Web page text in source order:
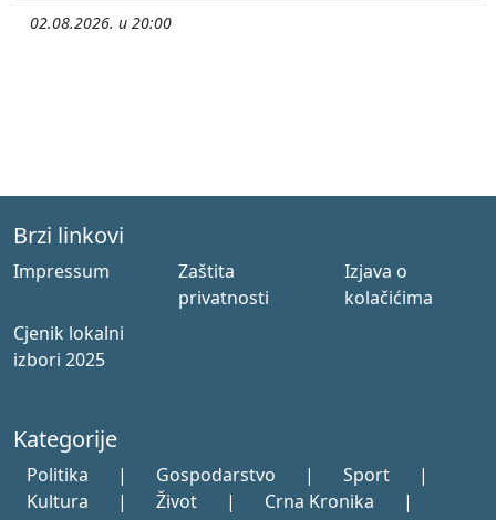
02.08.2026. u 20:00
Brzi linkovi
Impressum
Zaštita
privatnosti
Izjava o
kolačićima
Cjenik lokalni
izbori 2025
Kategorije
Politika | Gospodarstvo | Sport
|
Kultura
| Život | Crna Kronika
|